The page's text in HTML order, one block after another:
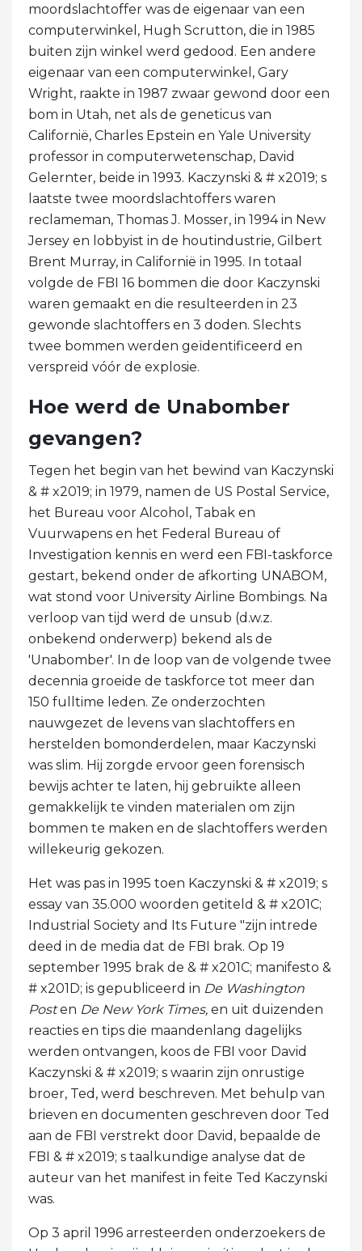
moordslachtoffer was de eigenaar van een
computerwinkel, Hugh Scrutton, die in 1985
buiten zijn winkel werd gedood. Een andere
eigenaar van een computerwinkel, Gary
Wright, raakte in 1987 zwaar gewond door een
bom in Utah, net als de geneticus van
Californië, Charles Epstein en Yale University
professor in computerwetenschap, David
Gelernter, beide in 1993. Kaczynski & # x2019; s
laatste twee moordslachtoffers waren
reclameman, Thomas J. Mosser, in 1994 in New
Jersey en lobbyist in de houtindustrie, Gilbert
Brent Murray, in Californië in 1995. In totaal
volgde de FBI 16 bommen die door Kaczynski
waren gemaakt en die resulteerden in 23
gewonde slachtoffers en 3 doden. Slechts
twee bommen werden geïdentificeerd en
verspreid vóór de explosie.
Hoe werd de Unabomber
gevangen?
Tegen het begin van het bewind van Kaczynski
& # x2019; in 1979, namen de US Postal Service,
het Bureau voor Alcohol, Tabak en
Vuurwapens en het Federal Bureau of
Investigation kennis en werd een FBI-taskforce
gestart, bekend onder de afkorting UNABOM,
wat stond voor University Airline Bombings. Na
verloop van tijd werd de unsub (d.w.z.
onbekend onderwerp) bekend als de
'Unabomber'. In de loop van de volgende twee
decennia groeide de taskforce tot meer dan
150 fulltime leden. Ze onderzochten
nauwgezet de levens van slachtoffers en
herstelden bomonderdelen, maar Kaczynski
was slim. Hij zorgde ervoor geen forensisch
bewijs achter te laten, hij gebruikte alleen
gemakkelijk te vinden materialen om zijn
bommen te maken en de slachtoffers werden
willekeurig gekozen.
Het was pas in 1995 toen Kaczynski & # x2019; s
essay van 35.000 woorden getiteld & # x201C;
Industrial Society and Its Future "zijn intrede
deed in de media dat de FBI brak. Op 19
september 1995 brak de & # x201C; manifesto &
# x201D; is gepubliceerd in De Washington
Posten De New York Times, en uit duizenden
reacties en tips die maandenlang dagelijks
werden ontvangen, koos de FBI voor David
Kaczynski & # x2019; s waarin zijn onrustige
broer, Ted, werd beschreven. Met behulp van
brieven en documenten geschreven door Ted
aan de FBI verstrekt door David, bepaalde de
FBI & # x2019; s taalkundige analyse dat de
auteur van het manifest in feite Ted Kaczynski
was.
Op 3 april 1996 arresteerden onderzoekers de